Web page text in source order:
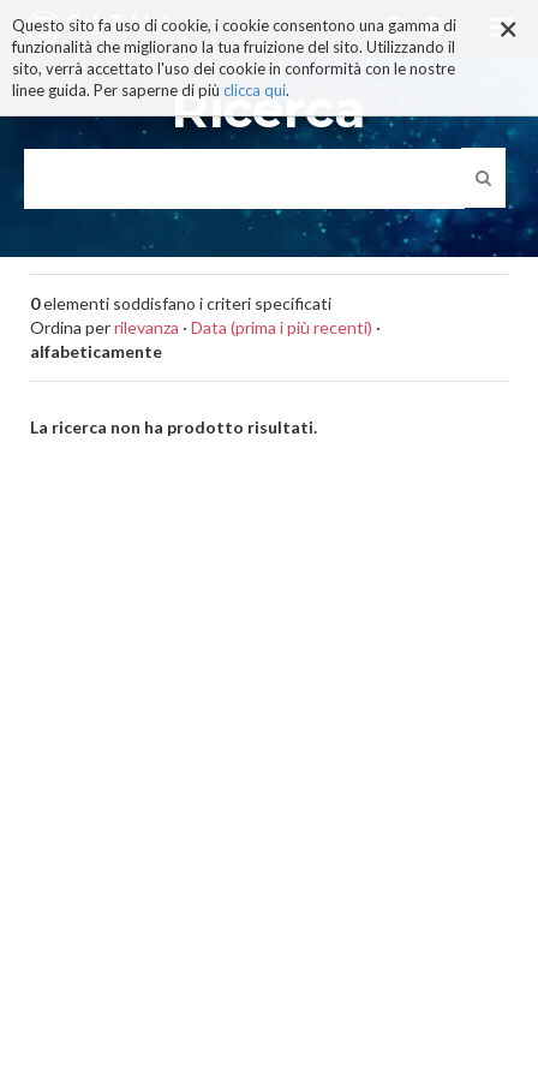
×
Questo sito fa uso di cookie, i cookie consentono una gamma di
funzionalità che migliorano la tua fruizione del sito. Utilizzando il
sito, verrà accettato l'uso dei cookie in conformità con le nostre
linee guida. Per saperne di più clicca qui.
ai
contenuti.
|
alla
navigazione
Ricerca
0elementi soddisfano i criteri specificati
Ordina perrilevanza · Data (prima i più recenti) ·
alfabeticamente
La ricerca non ha prodotto risultati.